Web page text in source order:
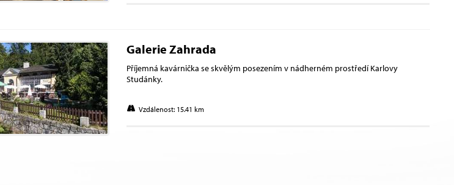
Galerie Zahrada
Příjemná kavárnička se skvělým posezením v nádherném prostředí Karlovy
Studánky.
Vzdálenost: 15.41 km